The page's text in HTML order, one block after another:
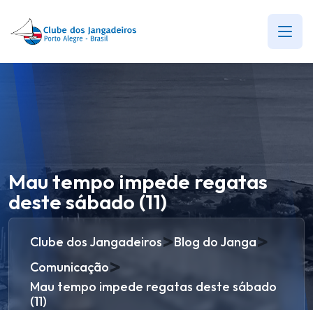
Mau tempo impede regatas
deste sábado (11)
Clube dos Jangadeiros>Blog do Janga>
Comunicação>
Mau tempo impede regatas deste sábado
(11)